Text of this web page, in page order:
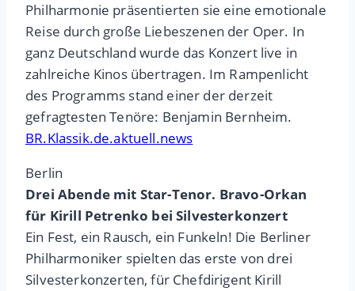
Philharmonie präsentierten sie eine emotionale
Reise durch große Liebeszenen der Oper. In
ganz Deutschland wurde das Konzert live in
zahlreiche Kinos übertragen. Im Rampenlicht
des Programms stand einer der derzeit
gefragtesten Tenöre: Benjamin Bernheim.
BR.Klassik.de.aktuell.news
Berlin
Drei Abende mit Star-Tenor. Bravo-Orkan
für Kirill Petrenko bei Silvesterkonzert
Ein Fest, ein Rausch, ein Funkeln! Die Berliner
Philharmoniker spielten das erste von drei
Silvesterkonzerten, für Chefdirigent Kirill